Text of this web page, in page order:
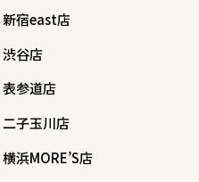
新宿east店
渋谷店
表参道店
二子玉川店
横浜MORE’S店